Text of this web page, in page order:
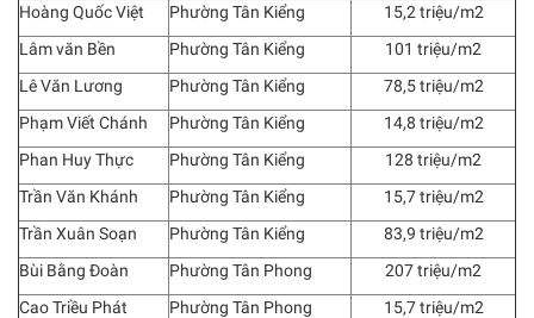
Hoàng Quốc Việt
Phường Tân Kiểng
15,2 triệu/m2
Lâm văn Bền
Phường Tân Kiểng
101 triệu/m2
Lê Văn Lương
Phường Tân Kiểng
78,5 triệu/m2
Phạm Viết Chánh
Phường Tân Kiểng
14,8 triệu/m2
Phan Huy Thực
Phường Tân Kiểng
128 triệu/m2
Trần Văn Khánh
Phường Tân Kiểng
15,7 triệu/m2
Trần Xuân Soạn
Phường Tân Kiểng
83,9 triệu/m2
Bùi Bằng Đoàn
Phường Tân Phong
207 triệu/m2
Cao Triều Phát
Phường Tân Phong
15,7 triệu/m2